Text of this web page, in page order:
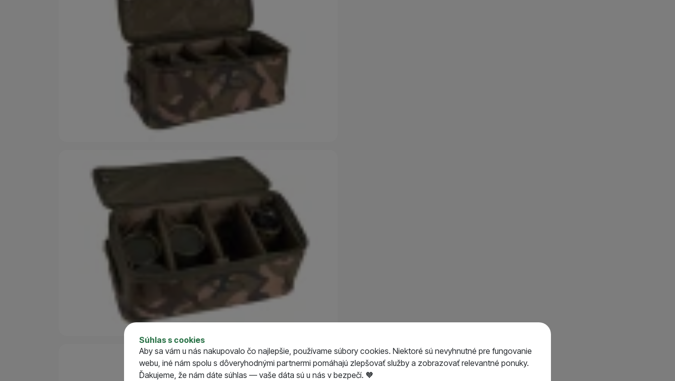
Súhlas s cookies
Aby sa vám u nás nakupovalo čo najlepšie, používame súbory cookies. Niektoré sú nevyhnutné pre fungovanie
webu, iné nám spolu s dôveryhodnými partnermi pomáhajú zlepšovať služby a zobrazovať relevantné ponuky.
Ďakujeme, že nám dáte súhlas — vaše dáta sú u nás v bezpečí. 🧡
Parametre
Dľžka (cm)
39
Šírka (cm)
Výška (cm)
18